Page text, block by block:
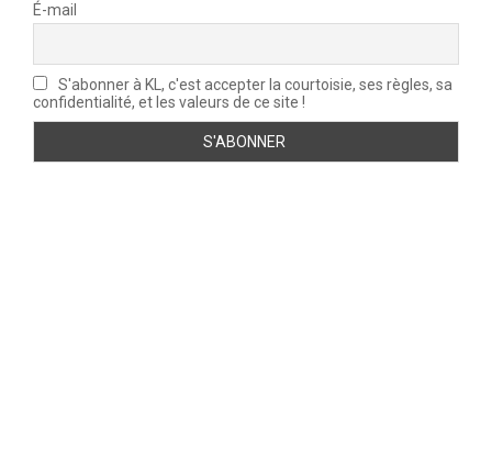
É-mail
S'abonner à KL, c'est accepter la courtoisie, ses règles, sa
confidentialité, et les valeurs de ce site !